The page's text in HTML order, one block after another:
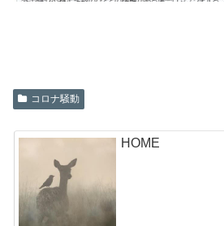
コロナ騒動
HOME